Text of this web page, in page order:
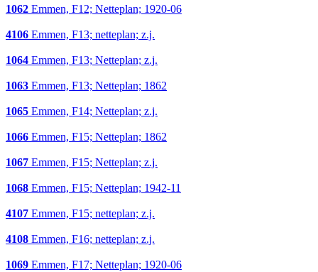
1062 Emmen, F12; Netteplan; 1920-06
4106 Emmen, F13; netteplan; z.j.
1064 Emmen, F13; Netteplan; z.j.
1063 Emmen, F13; Netteplan; 1862
1065 Emmen, F14; Netteplan; z.j.
1066 Emmen, F15; Netteplan; 1862
1067 Emmen, F15; Netteplan; z.j.
1068 Emmen, F15; Netteplan; 1942-11
4107 Emmen, F15; netteplan; z.j.
4108 Emmen, F16; netteplan; z.j.
1069 Emmen, F17; Netteplan; 1920-06